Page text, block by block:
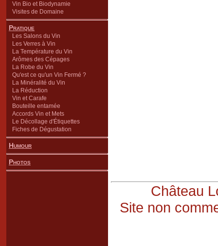
Vin Bio et Biodynamie
Visites de Domaine
Pratique
Les Salons du Vin
Les Verres à Vin
La Température du Vin
Arômes des Cépages
La Robe du Vin
Qu'est ce qu'un Vin Fermé ?
La Minéralité du Vin
La Réduction
Vin et Carafe
Bouteille entamée
Accords Vin et Mets
Le Décollage d'Étiquettes
Fiches de Dégustation
Humour
Photos
Château
Site non